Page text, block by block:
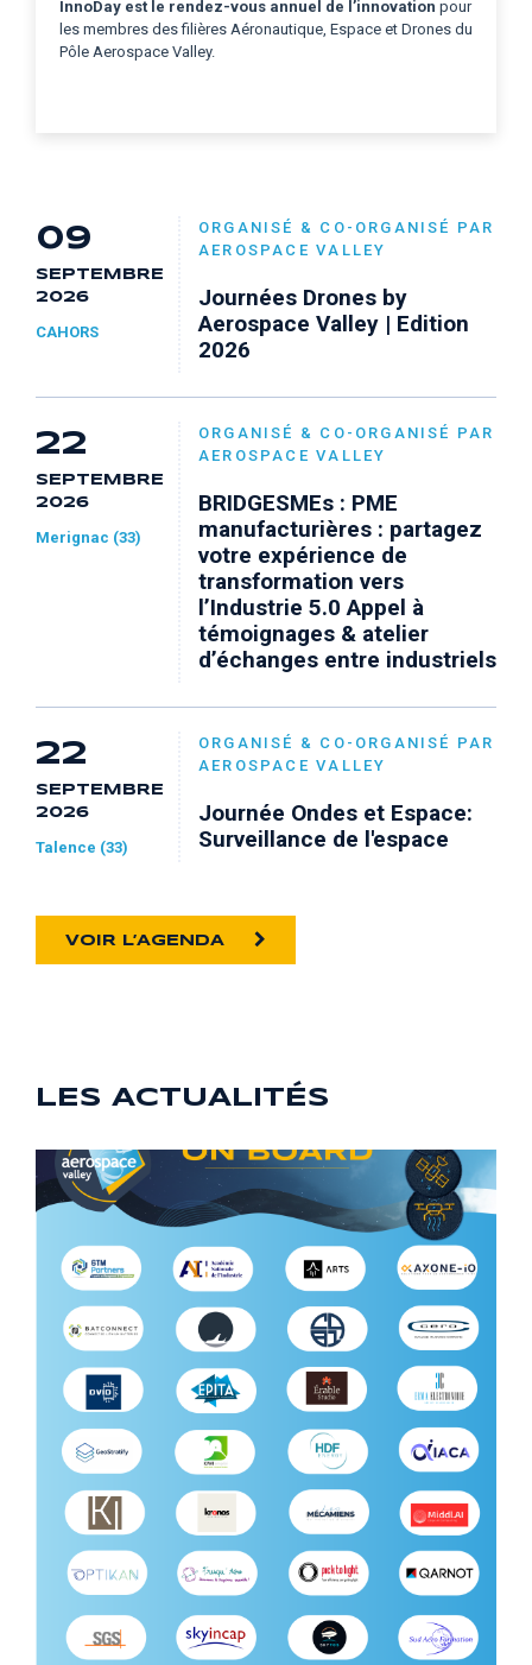
InnoDay est le rendez-vous annuel de l’innovation pour
les membres des filières Aéronautique, Espace et Drones du
Pôle Aerospace Valley.
09
SEPTEMBRE
2026
CAHORS
ORGANISÉ & CO-ORGANISÉ PAR
AEROSPACE VALLEY
Journées Drones by
Aerospace Valley | Edition
2026
22
SEPTEMBRE
2026
Merignac (33)
ORGANISÉ & CO-ORGANISÉ PAR
AEROSPACE VALLEY
BRIDGESMEs : PME
manufacturières : partagez
votre expérience de
transformation vers
l’Industrie 5.0 Appel à
témoignages & atelier
d’échanges entre industriels
22
SEPTEMBRE
2026
Talence (33)
ORGANISÉ & CO-ORGANISÉ PAR
AEROSPACE VALLEY
Journée Ondes et Espace:
Surveillance de l'espace
VOIR L’AGENDA
LES ACTUALITÉS